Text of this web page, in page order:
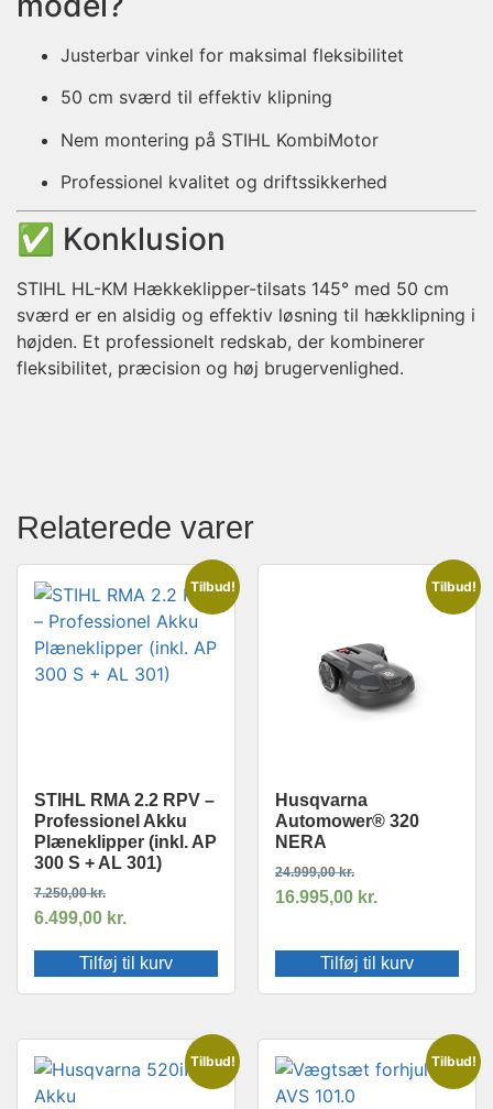
Justerbar vinkel for maksimal fleksibilitet
50 cm sværd til effektiv klipning
Nem montering på STIHL KombiMotor
Professionel kvalitet og driftssikkerhed
✅ Konklusion
STIHL HL-KM Hækkeklipper-tilsats 145° med 50 cm
sværd er en alsidig og effektiv løsning til hækklipning i
højden. Et professionelt redskab, der kombinerer
fleksibilitet, præcision og høj brugervenlighed.
Relaterede varer
Tilbud!
STIHL RMA 2.2 RPV –
Professionel Akku
Plæneklipper (inkl. AP
300 S + AL 301)
7.250,00kr.
6.499,00 kr.
Tilføj til kurv
Tilbud!
Husqvarna
Automower® 320
NERA
24.999,00kr.
16.995,00 kr.
Tilføj til kurv
Tilbud! Tilbud!